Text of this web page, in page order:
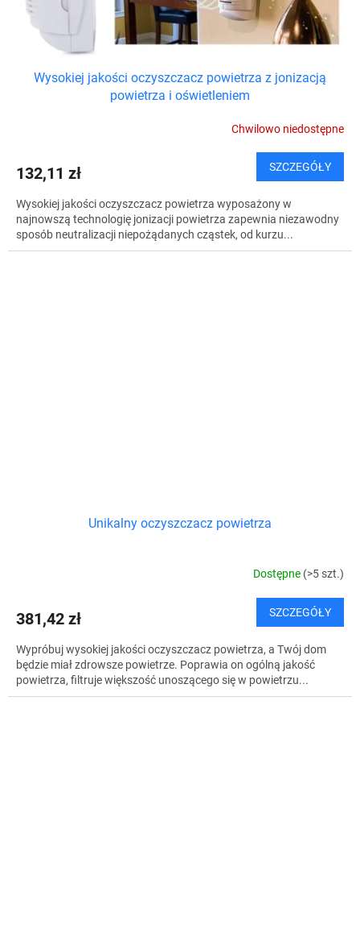
Wysokiej jakości oczyszczacz powietrza z jonizacją
powietrza i oświetleniem
Chwilowo niedostępne
132,11 zł SZCZEGÓŁY
Wysokiej jakości oczyszczacz powietrza wyposażony w
najnowszą technologię jonizacji powietrza zapewnia niezawodny
sposób neutralizacji niepożądanych cząstek, od kurzu...
Unikalny oczyszczacz powietrza
Dostępne (>5 szt.)
381,42 zł SZCZEGÓŁY
Wypróbuj wysokiej jakości oczyszczacz powietrza, a Twój dom
będzie miał zdrowsze powietrze. Poprawia on ogólną jakość
powietrza, filtruje większość unoszącego się w powietrzu...